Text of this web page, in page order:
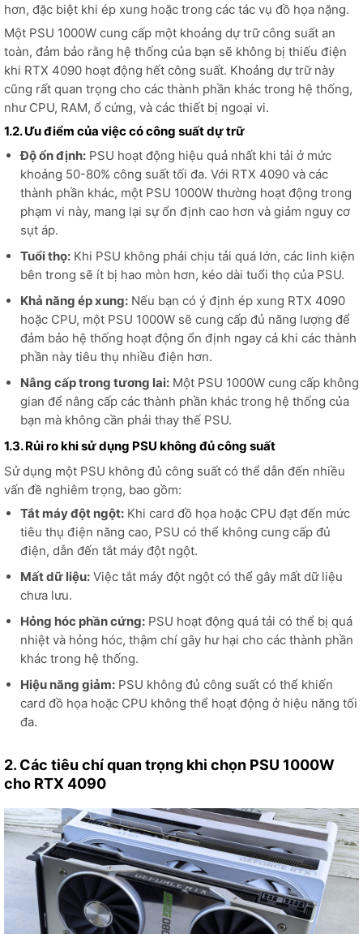
hơn, đặc biệt khi ép xung hoặc trong các tác vụ đồ họa nặng.
Một PSU 1000W cung cấp một khoảng dự trữ công suất an
toàn, đảm bảo rằng hệ thống của bạn sẽ không bị thiếu điện
khi RTX 4090 hoạt động hết công suất. Khoảng dự trữ này
cũng rất quan trọng cho các thành phần khác trong hệ thống,
như CPU, RAM, ổ cứng, và các thiết bị ngoại vi.
1.2. Ưu điểm của việc có công suất dự trữ
Độ ổn định:PSU hoạt động hiệu quả nhất khi tải ở mức
khoảng 50-80% công suất tối đa. Với RTX 4090 và các
thành phần khác, một PSU 1000W thường hoạt động trong
phạm vi này, mang lại sự ổn định cao hơn và giảm nguy cơ
sụt áp.
Tuổi thọ:Khi PSU không phải chịu tải quá lớn, các linh kiện
bên trong sẽ ít bị hao mòn hơn, kéo dài tuổi thọ của PSU.
Khả năng ép xung:Nếu bạn có ý định ép xung RTX 4090
hoặc CPU, một PSU 1000W sẽ cung cấp đủ năng lượng để
đảm bảo hệ thống hoạt động ổn định ngay cả khi các thành
phần này tiêu thụ nhiều điện hơn.
Nâng cấp trong tương lai:Một PSU 1000W cung cấp không
gian để nâng cấp các thành phần khác trong hệ thống của
bạn mà không cần phải thay thế PSU.
1.3. Rủi ro khi sử dụng PSU không đủ công suất
Sử dụng một PSU không đủ công suất có thể dẫn đến nhiều
vấn đề nghiêm trọng, bao gồm:
Tắt máy đột ngột:Khi card đồ họa hoặc CPU đạt đến mức
tiêu thụ điện năng cao, PSU có thể không cung cấp đủ
điện, dẫn đến tắt máy đột ngột.
Mất dữ liệu:Việc tắt máy đột ngột có thể gây mất dữ liệu
chưa lưu.
Hỏng hóc phần cứng:PSU hoạt động quá tải có thể bị quá
nhiệt và hỏng hóc, thậm chí gây hư hại cho các thành phần
khác trong hệ thống.
Hiệu năng giảm:PSU không đủ công suất có thể khiến
card đồ họa hoặc CPU không thể hoạt động ở hiệu năng tối
đa.
2. Các tiêu chí quan trọng khi chọn PSU 1000W
cho RTX 4090